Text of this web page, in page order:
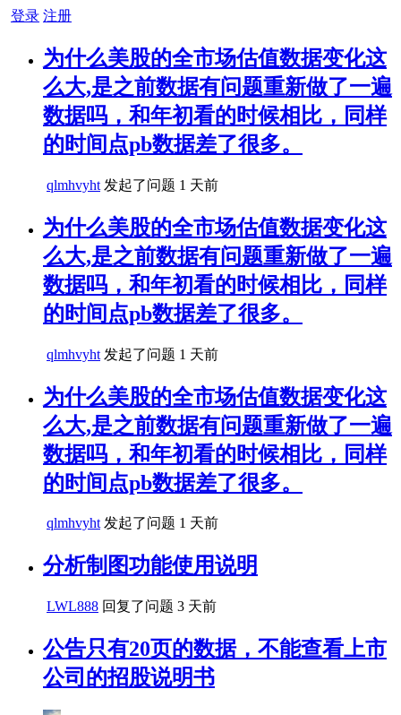
登录 注册
为什么美股的全市场估值数据变化这
么大,是之前数据有问题重新做了一遍
数据吗，和年初看的时候相比，同样
的时间点pb数据差了很多。
qlmhvyht 发起了问题 1 天前
为什么美股的全市场估值数据变化这
么大,是之前数据有问题重新做了一遍
数据吗，和年初看的时候相比，同样
的时间点pb数据差了很多。
qlmhvyht 发起了问题 1 天前
为什么美股的全市场估值数据变化这
么大,是之前数据有问题重新做了一遍
数据吗，和年初看的时候相比，同样
的时间点pb数据差了很多。
qlmhvyht发起了问题 1 天前
分析制图功能使用说明
LWL888 回复了问题 3 天前
公告只有20页的数据，不能查看上市
公司的招股说明书